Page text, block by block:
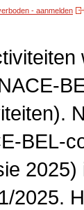
- aanmelden
BEL-
2025)
2025.